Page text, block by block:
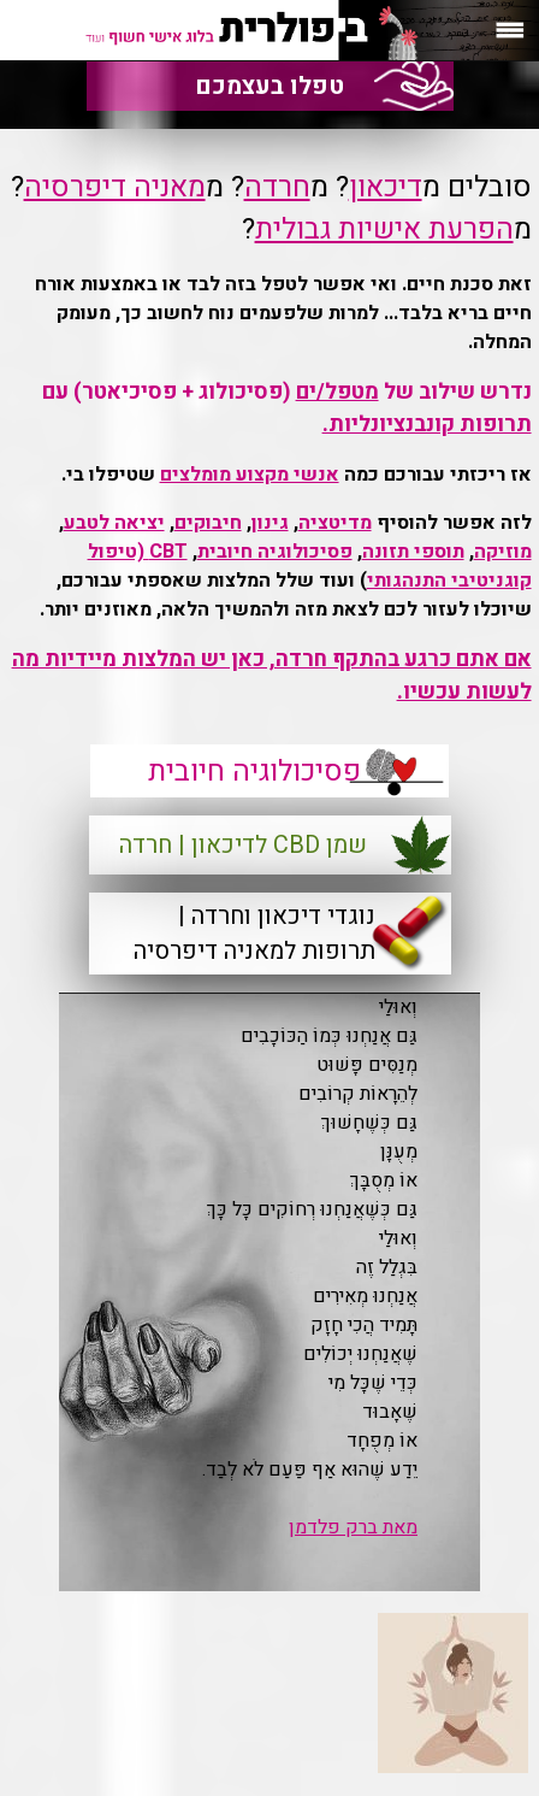
סובלים מדיכאון? מחרדה? ממאניה דיפרסיה
מהפרעת אישיות גבולית?
זאת סכנת חיים. ואי אפשר לטפל בזה לבד או באמצעות אורח
חיים בריא בלבד... למרות שלפעמים נוח לחשוב כך, מעומק
המחלה.
נדרש שילוב שלמטפל/ים(פסיכולוג + פסיכיאטר) עם
תרופות קונבנציונליות.
אז ריכזתי עבורכם כמהאנשי מקצוע מומלציםשטיפלו בי.
לזה אפשר להוסיףמדיטציה,גינון,חיבוקים,יציאה לטבע,
מוזיקה,תוספי תזונה,פסיכולוגיה חיובית,
CBT (טיפול
קוגניטיבי התנהגותי) ועוד שלל המלצות שאספתי עבורכם,
שיוכלו לעזור לכם לצאת מזה ולהמשיך הלאה, מאוזנים יותר.
אם אתם כרגע בהתקף חרדה, כאן יש המלצות מיידיות מה
לעשות עכשיו.
וְאוּלַי
גַּם אֲנַחְנוּ כְּמוֹ הַכּוֹכָבִים
מְנַסִּים פָּשׁוּט
לְהֵרָאוֹת קְרוֹבִים
גַּם כְּשֶׁחָשׁוּךְ
מְעֻנָּן
אוֹ מְסֻבָּךְ
גַּם כְּשֶׁאֲנַחְנוּ רְחוֹקִים כָּל כָּךְ
וְאוּלַי
בִּגְלַל זֶה
אֲנַחְנוּ מְאִירִים
תָּמִיד הֲכִי חָזָק
שֶׁאֲנַחְנוּ יְכוֹלִים
כְּדֵי שֶׁכָּל מִי
שֶׁאָבוּד
אוֹ מְפֻחָד
יֵדַע שֶׁהוּא אַף פַּעַם לֹא לְבַד.
מאת ברק פלדמן
שמן CBD לדיכאון | חרדה
נוגדי דיכאון וחרדה |
תרופות למאניה דיפרסיה
פסיכולוגיה חיובית
טפלו בעצמכם